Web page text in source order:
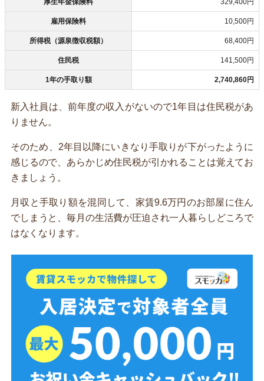
厚生年金保険料 329,400円
雇用保険料 10,500円
所得税（源泉徴収税額） 68,400円
住民税 141,500円
1年の手取り額 2,740,860円
新入社員は、前年度の収入がないので1年目は住民税があ
りません。
そのため、2年目以降にいきなり手取りが下がったように
感じるので、あらかじめ住民税が引かれることは覚えてお
きましょう。
月収と手取り額を混同して、家賃9.6万円のお部屋に住ん
でしまうと、毎月の生活費が圧迫され一人暮らしどころで
はなくなります。